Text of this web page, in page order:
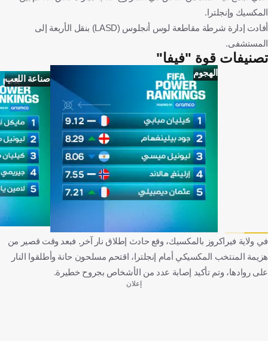
المكسيك وإنجلترا.
أفادت إدارة شرطة مقاطعة لوس أنجلوس (LASD) بنقل الأربعة إلى
المستشفى.
تصنيفات قوة "فيفا"
الهجوم
صناعة اللعب
في ولاية فيراكروز بالمكسيك، وقع حادث إطلاق نار آخر. فبعد وقت قصير من
هزيمة المنتخب المكسيكي أمام إنجلترا، اقتحم مسلحون حانة وأطلقوا النار
على روادها، وتم تأكيد إصابة عدد من الأشخاص بجروح خطيرة.
إعلان